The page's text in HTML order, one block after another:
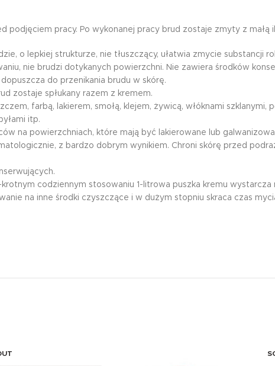
podjęciem pracy. Po wykonanej pracy brud zostaje zmyty z małą
o lepkiej strukturze, nie tłuszczący, ułatwia zmycie substancji
nie brudzi dotykanych powierzchni. Nie zawiera środków
do przenikania brudu w skórę.
zostaje spłukany razem z kremem.
farbą, lakierem, smołą, klejem, żywicą, włóknami szklanymi,
itp.
na powierzchniach, które mają być lakierowane lub
z bardzo dobrym wynikiem. Chroni skórę przed
codziennym stosowaniu 1-litrowa puszka kremu wystarcza
na inne środki czyszczące i w dużym stopniu skraca czas